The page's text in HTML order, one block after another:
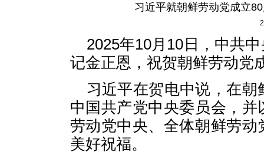
习近平就朝鲜劳动党成立
2025年10月10日，中共
记金正恩，祝贺朝鲜劳动党
习近平在贺电中说，在
中国共产党中央委员会，
劳动党中央、全体朝鲜劳
美好祝福。